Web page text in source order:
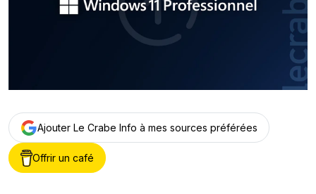
Ajouter Le Crabe Info à mes sources préférées
Offrir un café